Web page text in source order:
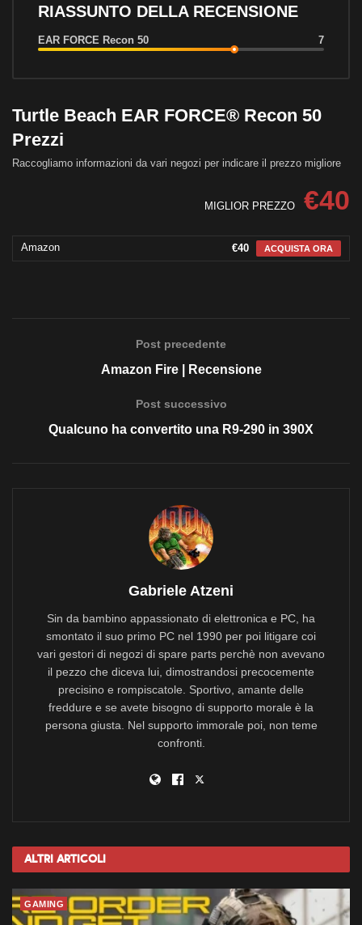
RIASSUNTO DELLA RECENSIONE
EAR FORCE Recon 50 7
Turtle Beach EAR FORCE® Recon 50
Prezzi
Raccogliamo informazioni da vari negozi per indicare il prezzo migliore
MIGLIOR PREZZO €40
Amazon €40 ACQUISTA ORA
Post precedente
Amazon Fire | Recensione
Post successivo
Qualcuno ha convertito una R9-290 in 390X
Gabriele Atzeni
Sin da bambino appassionato di elettronica e PC, ha
smontato il suo primo PC nel 1990 per poi litigare coi
vari gestori di negozi di spare parts perchè non avevano
il pezzo che diceva lui, dimostrandosi precocemente
precisino e rompiscatole. Sportivo, amante delle
freddure e se avete bisogno di supporto morale è la
persona giusta. Nel supporto immorale poi, non teme
confronti.
Altri Articoli
GAMING